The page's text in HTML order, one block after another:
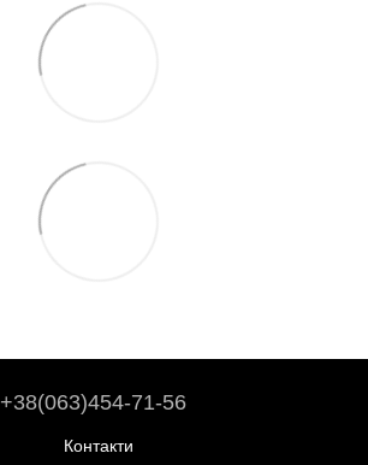
+38(063)454-71-56
Контакти